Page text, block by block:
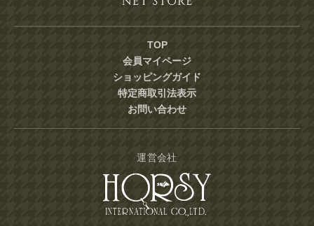
TOP
会員マイページ
ショッピングガイド
特定商取引法表示
お問い合わせ
運営会社